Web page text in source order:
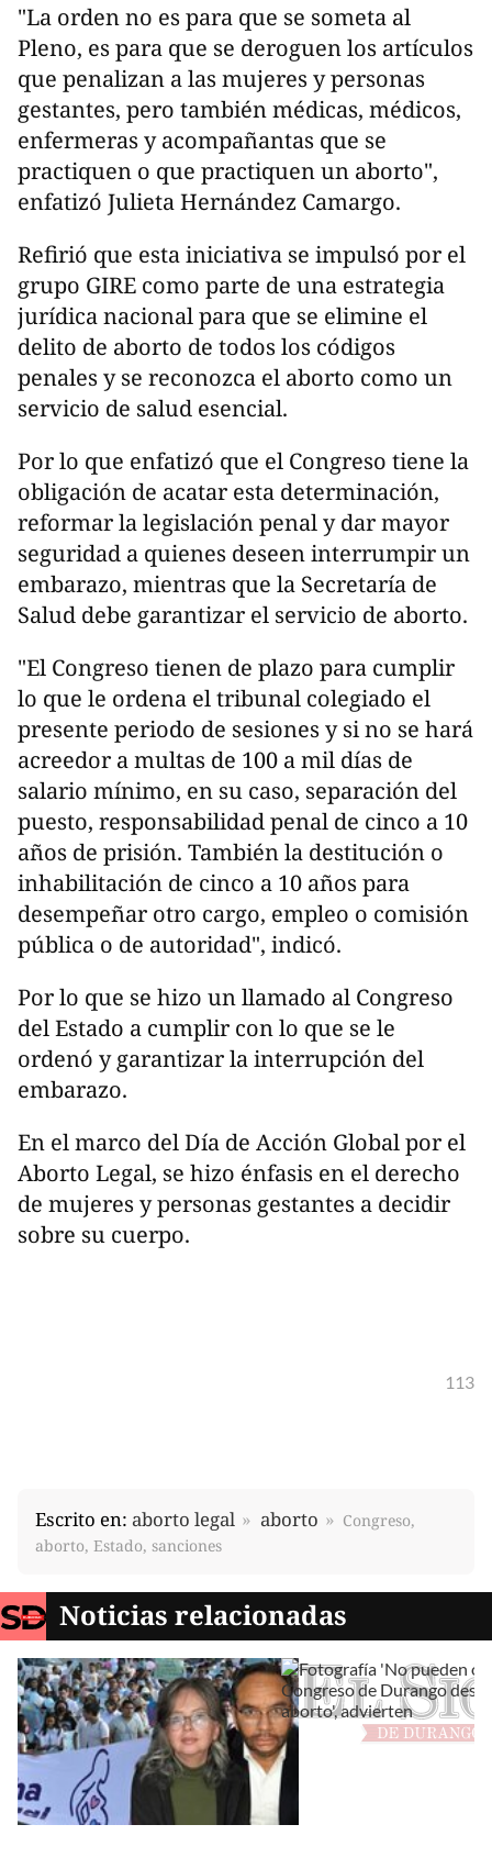
"La orden no es para que se someta al
Pleno, es para que se deroguen los artículos
que penalizan a las mujeres y personas
gestantes, pero también médicas, médicos,
enfermeras y acompañantas que se
practiquen o que practiquen un aborto",
enfatizó Julieta Hernández Camargo.
Refirió que esta iniciativa se impulsó por el
grupo GIRE como parte de una estrategia
jurídica nacional para que se elimine el
delito de aborto de todos los códigos
penales y se reconozca el aborto como un
servicio de salud esencial.
Por lo que enfatizó que el Congreso tiene la
obligación de acatar esta determinación,
reformar la legislación penal y dar mayor
seguridad a quienes deseen interrumpir un
embarazo, mientras que la Secretaría de
Salud debe garantizar el servicio de aborto.
"El Congreso tienen de plazo para cumplir
lo que le ordena el tribunal colegiado el
presente periodo de sesiones y si no se hará
acreedor a multas de 100 a mil días de
salario mínimo, en su caso, separación del
puesto, responsabilidad penal de cinco a 10
años de prisión. También la destitución o
inhabilitación de cinco a 10 años para
desempeñar otro cargo, empleo o comisión
pública o de autoridad", indicó.
Por lo que se hizo un llamado al Congreso
del Estado a cumplir con lo que se le
ordenó y garantizar la interrupción del
embarazo.
En el marco del Día de Acción Global por el
Aborto Legal, se hizo énfasis en el derecho
de mujeres y personas gestantes a decidir
sobre su cuerpo.
113
Escrito en: aborto legal aborto
Congreso,
aborto, Estado, sanciones
Noticias relacionadas